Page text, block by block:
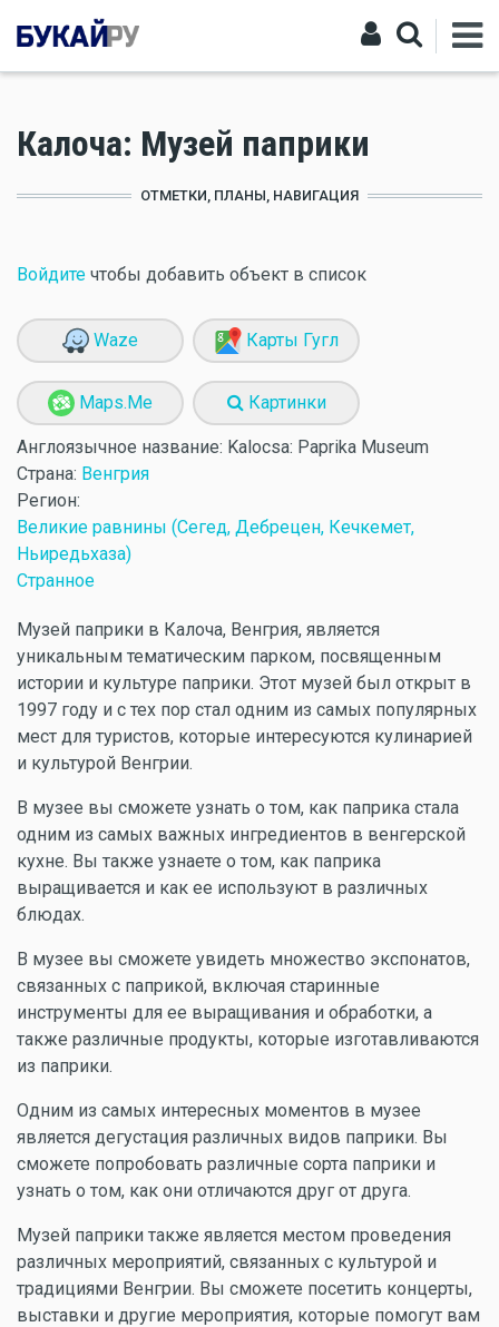
Калоча: Музей паприки
ОТМЕТКИ, ПЛАНЫ, НАВИГАЦИЯ
Войдите чтобы добавить объект в список
Waze Карты Гугл
Maps.Me Картинки
Англоязычное название: Kalocsa: Paprika Museum
Страна: Венгрия
Регион:
Великие равнины (Сегед, Дебрецен, Кечкемет,
Ньиредьхаза)
Странное
Музей паприки в Калоча, Венгрия, является
уникальным тематическим парком, посвященным
истории и культуре паприки. Этот музей был открыт в
1997 году и с тех пор стал одним из самых популярных
мест для туристов, которые интересуются кулинарией
и культурой Венгрии.
В музее вы сможете узнать о том, как паприка стала
одним из самых важных ингредиентов в венгерской
кухне. Вы также узнаете о том, как паприка
выращивается и как ее используют в различных
блюдах.
В музее вы сможете увидеть множество экспонатов,
связанных с паприкой, включая старинные
инструменты для ее выращивания и обработки, а
также различные продукты, которые изготавливаются
из паприки.
Одним из самых интересных моментов в музее
является дегустация различных видов паприки. Вы
сможете попробовать различные сорта паприки и
узнать о том, как они отличаются друг от друга.
Музей паприки также является местом проведения
различных мероприятий, связанных с культурой и
традициями Венгрии. Вы сможете посетить концерты,
выставки и другие мероприятия, которые помогут вам